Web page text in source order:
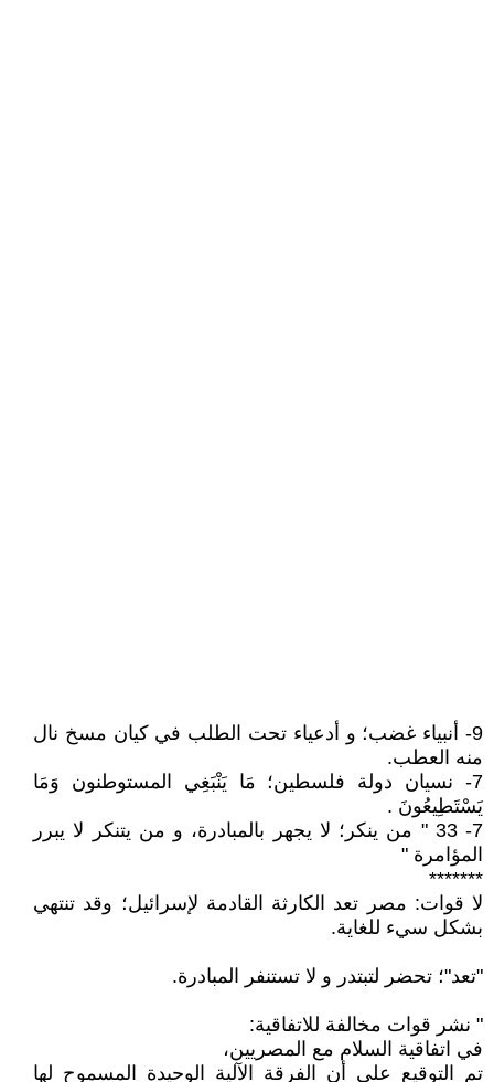
9- أنبياء غضب؛ و أدعياء تحت الطلب في كيان مسخ نال
منه العطب.
7- نسيان دولة فلسطين؛ مَا يَنْبَغِي المستوطنون وَمَا
يَسْتَطِيعُونَ .
7- 33 " من ينكر؛ لا يجهر بالمبادرة، و من يتنكر لا يبرر
المؤامرة "
*******
لا قوات: مصر تعد الكارثة القادمة لإسرائيل؛ وقد تنتهي
بشكل سيء للغاية.
"تعد"؛ تحضر لتبتدر و لا تستنفر المبادرة.
" نشر قوات مخالفة للاتفاقية:
في اتفاقية السلام مع المصريين،
تم التوقيع على أن الفرقة الآلية الوحيدة المسموح لها